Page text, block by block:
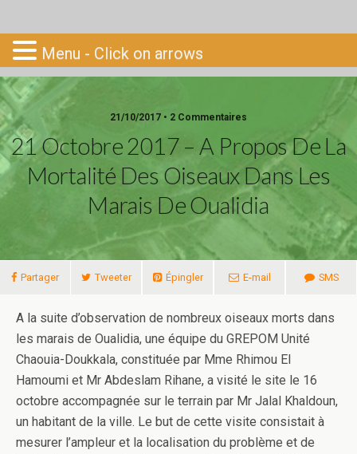
Go-South
21/10/2017 • 2 Commentaires
21 Octobre 2017 – A Propos De La
Mortalité Des Oiseaux Dans Les
Marais De Oualidia
Partager Tweeter Épingler E-mail SMS
A la suite d’observation de nombreux oiseaux morts dans
les marais de Oualidia, une équipe du GREPOM Unité
Chaouia-Doukkala, constituée par Mme Rhimou El
Hamoumi et Mr Abdeslam Rihane, a visité le site le 16
octobre accompagnée sur le terrain par Mr Jalal Khaldoun,
un habitant de la ville. Le but de cette visite consistait à
mesurer l’ampleur et la localisation du problème et de
Menu - Click on arrows